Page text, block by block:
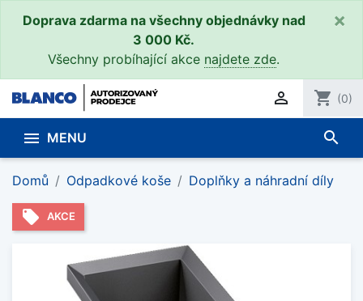
Doprava zdarma na všechny objednávky nad
3 000 Kč.
Všechny probíhající akce najdete zde.
×
 shopping_cart (0)
 MENU search
Domů Odpadkové koše Doplňky a náhradní díly
local_offer AKCE